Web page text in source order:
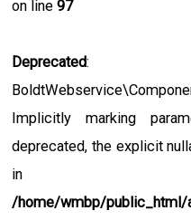
on line97
Deprecated:
Implicitly marking
deprecated, the explicit
in
/home/wmbp/public_html/